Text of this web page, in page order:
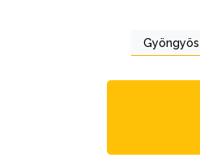
VÁROSRENDÉSZET
TÁJÉKOZTATÓK
Gyöngyös